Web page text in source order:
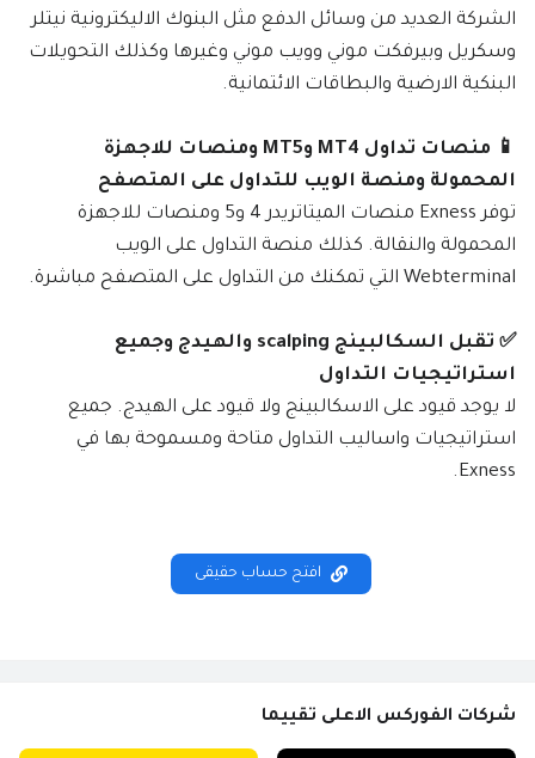
الشركة العديد من وسائل الدفع مثل البنوك الاليكترونية نيتلر
وسكريل وبيرفكت موني وويب موني وغيرها وكذلك التحويلات
البنكية الارضية والبطاقات الائتمانية.
📱 منصات تداول MT4 وMT5 ومنصات للاجهزة
المحمولة ومنصة الويب للتداول على المتصفح
توفر Exness منصات الميتاتريدر 4 و5 ومنصات للاجهزة
المحمولة والنقالة. كذلك منصة التداول على الويب
Webterminal التي تمكنك من التداول على المتصفح مباشرة.
✅ تقبل السكالبينج scalping والهيدج وجميع
استراتيجيات التداول
لا يوجد قيود على الاسكالبينج ولا قيود على الهيدج. جميع
استراتيجيات واساليب التداول متاحة ومسموحة بها في
Exness.
افتح حساب حقيقى
شركات الفوركس الاعلى تقييما